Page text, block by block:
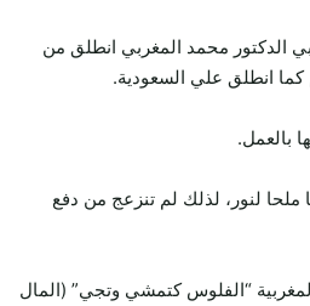
الدكتور محمد المغربي انطلق من
انطلق علي السعودية.
بالعمل.
لنور، لذلك لم تنزعج من دفع
“الفلوس كتمشي وتجي” (المال